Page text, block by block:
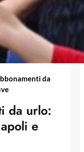
da
da urlo:
e